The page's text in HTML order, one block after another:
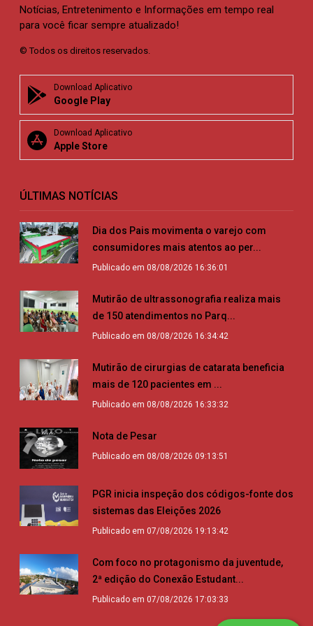
Notícias, Entretenimento e Informações em tempo real
para você ficar sempre atualizado!
© Todos os direitos reservados.
Download Aplicativo
Google Play
Download Aplicativo
Apple Store
ÚLTIMAS NOTÍCIAS
Dia dos Pais movimenta o varejo com
consumidores mais atentos ao per...
Publicado em 08/08/2026 16:36:01
Mutirão de ultrassonografia realiza mais
de 150 atendimentos no Parq...
Publicado em 08/08/2026 16:34:42
Mutirão de cirurgias de catarata beneficia
mais de 120 pacientes em ...
Publicado em 08/08/2026 16:33:32
Nota de Pesar
Publicado em 08/08/2026 09:13:51
PGR inicia inspeção dos códigos-fonte dos
sistemas das Eleições 2026
Publicado em 07/08/2026 19:13:42
Com foco no protagonismo da juventude,
2ª edição do Conexão Estudant...
Publicado em 07/08/2026 17:03:33